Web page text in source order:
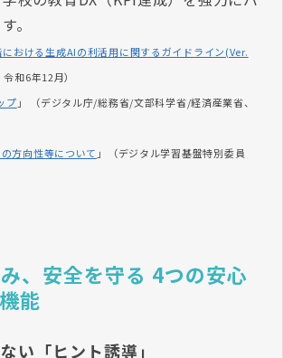
。
における生成AIの利活用に関するガイドライン(Ver.
和6年12月）
プ 」 （デジタル庁/総務省/文部科学省/経済産業省、
方向性等について 」（デジタル学習基盤特別委員
、安全を守る 4つの安心
能
い「ヒント誘導」